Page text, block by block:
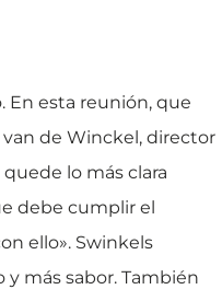
En esta reunión, que
de Winckel, director
lo más clara
debe cumplir el
ello». Swinkels
más sabor. También